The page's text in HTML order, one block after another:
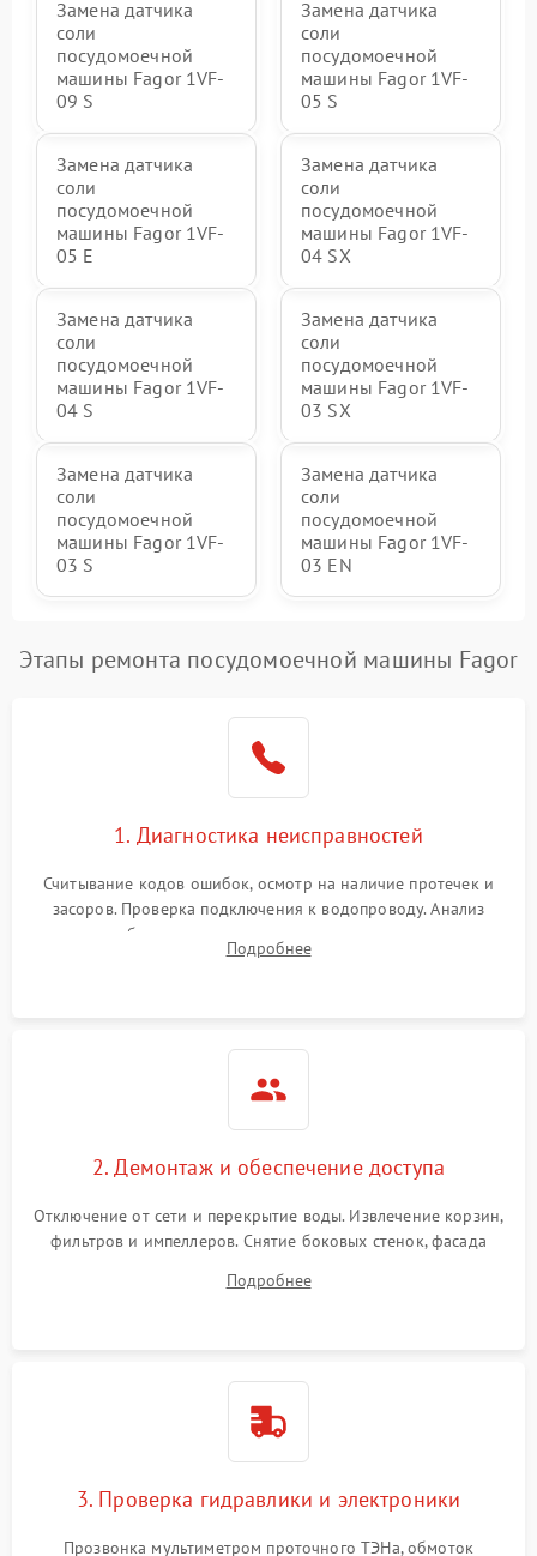
Замена датчика
соли
посудомоечной
машины Fagor 1VF-
09 S
Замена датчика
соли
посудомоечной
машины Fagor 1VF-
05 S
Замена датчика
соли
посудомоечной
машины Fagor 1VF-
05 E
Замена датчика
соли
посудомоечной
машины Fagor 1VF-
04 SX
Замена датчика
соли
посудомоечной
машины Fagor 1VF-
04 S
Замена датчика
соли
посудомоечной
машины Fagor 1VF-
03 SX
Замена датчика
соли
посудомоечной
машины Fagor 1VF-
03 S
Замена датчика
соли
посудомоечной
машины Fagor 1VF-
03 EN
Этапы ремонта посудомоечной машины Fagor
1. Диагностика неисправностей
Считывание кодов ошибок, осмотр на наличие протечек и
засоров. Проверка подключения к водопроводу. Анализ
жалоб на отсутствие слива, нагрева, вращения
разбрызгивателей или срабатывание системы защиты
Подробнее
2. Демонтаж и обеспечение доступа
Отключение от сети и перекрытие воды. Извлечение корзин,
фильтров и импеллеров. Снятие боковых стенок, фасада
циркуляционному насосу, ТЭНу и сливной помпе.
Подробнее
3. Проверка гидравлики и электроники
Прозвонка мультиметром проточного ТЭНа, обмоток